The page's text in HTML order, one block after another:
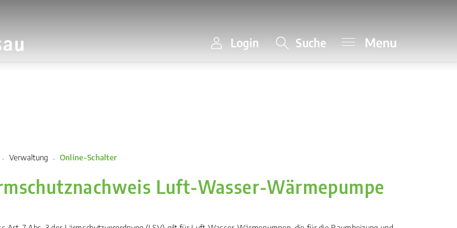
Login Suche Menu
Verwaltung Online-Schalter(ausgewählt)
Luft-Wasser-Wärmepumpe